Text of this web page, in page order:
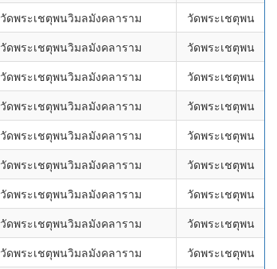
วัดพระเชตุพนวิมลมังคลาราม
วัดพระเชตุพน
วัดพระเชตุพนวิมลมังคลาราม
วัดพระเชตุพน
วัดพระเชตุพนวิมลมังคลาราม
วัดพระเชตุพน
วัดพระเชตุพนวิมลมังคลาราม
วัดพระเชตุพน
วัดพระเชตุพนวิมลมังคลาราม
วัดพระเชตุพน
วัดพระเชตุพนวิมลมังคลาราม
วัดพระเชตุพน
วัดพระเชตุพนวิมลมังคลาราม
วัดพระเชตุพน
วัดพระเชตุพนวิมลมังคลาราม
วัดพระเชตุพน
วัดพระเชตุพนวิมลมังคลาราม
วัดพระเชตุพน